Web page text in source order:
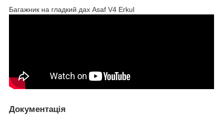
Багажник на гладкий дах Asaf V4 Erkul
Документація